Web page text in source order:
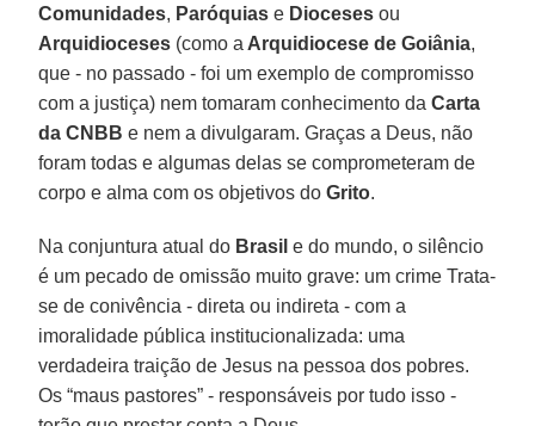
Comunidades, Paróquias e Dioceses ou
Arquidioceses (como a Arquidiocese de Goiânia,
que - no passado - foi um exemplo de compromisso
com a justiça) nem tomaram conhecimento daCarta
da CNBB e nem a divulgaram. Graças a Deus, não
foram todas e algumas delas se comprometeram de
corpo e alma com os objetivos doGrito.
Na conjuntura atual do Brasil e do mundo, o silêncio
é um pecado de omissão muito grave: um crime Trata-
se de conivência - direta ou indireta - com a
imoralidade pública institucionalizada: uma
verdadeira traição de Jesus na pessoa dos pobres.
Os “maus pastores” - responsáveis por tudo isso -